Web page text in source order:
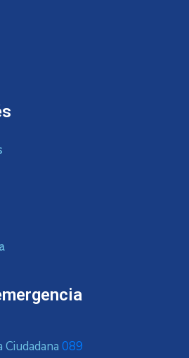
Ciudadana 089